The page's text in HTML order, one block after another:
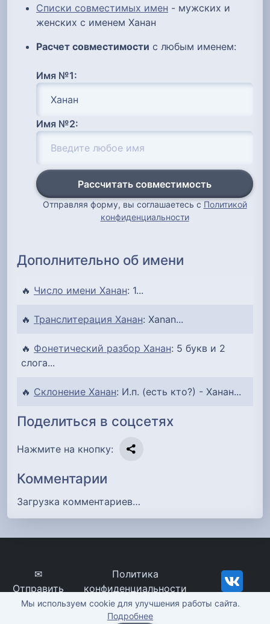
Списки совместимых имен - мужских и
женских с именем Ханан
Расчет совместимости с любым именем:
Имя №1:
Имя №2:
Рассчитать совместимость
Отправляя форму, вы соглашаетесь с Политикой
конфиденциальности
Дополнительно об имени
🔥 Число имени Ханан: 1...
🔥 Транслитерация Ханан: Xanan...
🔥 Фонетический разбор Ханан: 5 букв и 2
слога...
🔥 Склонение Ханан: И.п. (есть кто?) - Ханан...
Поделиться в соцсетях
Нажмите на кнопку:
Комментарии
Загрузка комментариев…
✉
Отправить
сообщение
Политика
конфиденциальности
imena-znachenie.ru, ©
2012-2026
Мы используем cookie для улучшения работы сайта.
Подробнее